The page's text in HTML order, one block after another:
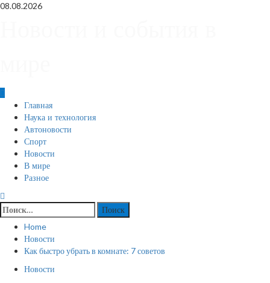
Skip
08.08.2026
Primary
Menu
Главная
Наука и технология
Автоновости
Спорт
Новости
В мире
Разное
Найти:
Home
Новости
Как быстро убрать в комнате: 7 советов
Новости